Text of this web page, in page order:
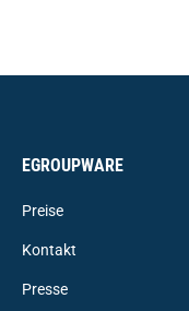
EGROUPWARE
Preise
Kontakt
Presse